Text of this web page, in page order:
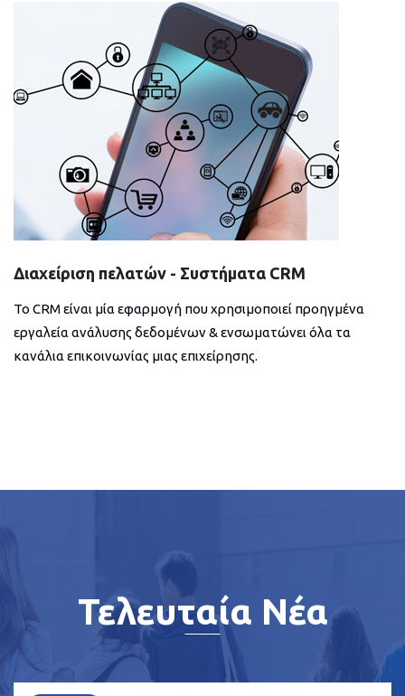
Διαχείριση πελατών - Συστήματα CRM
Το CRM είναι μία εφαρμογή που χρησιμοποιεί προηγμένα
εργαλεία ανάλυσης δεδομένων & ενσωματώνει όλα τα
κανάλια επικοινωνίας μιας επιχείρησης.
Τελευταία Νέα